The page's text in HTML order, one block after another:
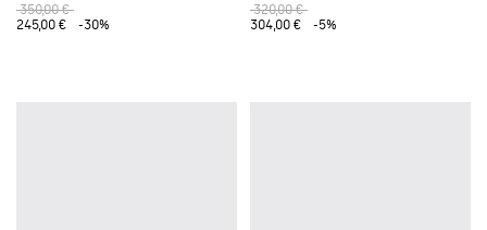
350,00 €
245,00 €
-30%
320,00 €
304,00 €
-5%